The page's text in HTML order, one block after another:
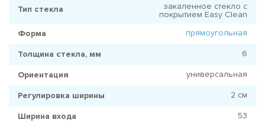
Тип стекла
закаленное стекло с
покрытием Easy Clean
Форма
прямоугольная
Толщина стекла, мм 6
Ориентация универсальная
Регулировка ширины 2 см
Ширина входа 53